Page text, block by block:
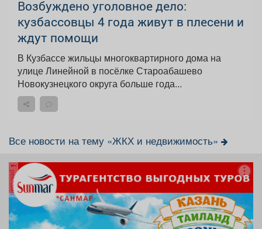
Возбуждено уголовное дело:
кузбассовцы 4 года живут в плесени и
ждут помощи
В Кузбассе жильцы многоквартирного дома на
улице Линейной в посёлке Староабашево
Новокузнецкого округа больше года...
Все новости на тему «ЖКХ и недвижимость»
реклама